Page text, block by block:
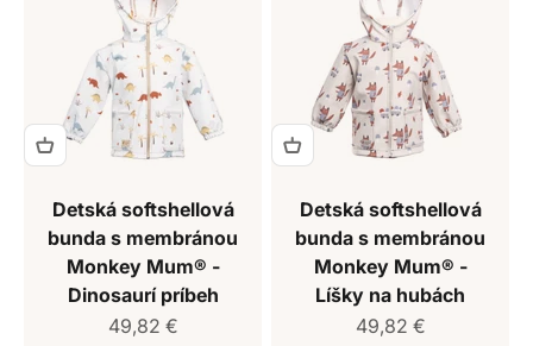
Detská softshellová
bunda s membránou
Monkey Mum® -
Dinosaurí príbeh
Predajná cena
49,82 €
Detská softshellová
bunda s membránou
Monkey Mum® -
Líšky na hubách
Predajná cena
49,82 €